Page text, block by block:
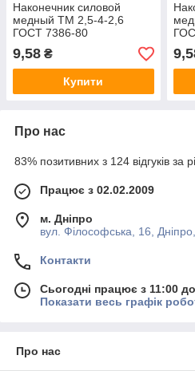
Наконечник силовой
медный ТМ 2,5-4-2,6
ГОСТ 7386-80
9,58 ₴
Купити
Про нас
83% позитивних з 124 відгуків за
Працює з 02.02.2009
м. Дніпро
вул. Філософська, 16,
Контакти
Сьогодні працює з 11:00
Показати весь графік
Про нас